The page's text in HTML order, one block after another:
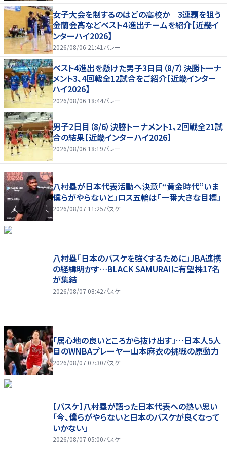
女子大会を制するのはどの高校か 3連覇を狙う
金蘭会高などベスト４進出チームを紹介【近畿イ
ンターハイ2026】
2026/08/06 21:41 バレー
ベスト4進出を懸けた男子3日目（8/7）決勝トーナ
メント3、4回戦全12試合をご紹介【近畿インター
ハイ2026】
2026/08/06 18:44バレー
男子2日目（8/6）決勝トーナメント1、2回戦全21試
合の結果【近畿インターハイ2026】
2026/08/06 18:19バレー
八村塁が日本代表活動へ決意「“黄金時代”いま
僕らがやらないと」ロス五輪は「一番大きな目標」
2026/08/07 11:25バスケ
八村塁「日本のバスケを強くするために」JBA連携
の経緯明かす…BLACK SAMURAIに有望株17名
が集結
2026/08/07 08:42バスケ
「居心地の良いところから抜け出す」…日本人5人
目のWNBAプレーヤー山本麻衣の挑戦の原動力
2026/08/07 07:30バスケ
【バスケ】八村塁が語った日本代表への熱い思い
「今、僕らがやらないと日本のバスケが良くなって
いかない」
2026/08/07 05:00バスケ